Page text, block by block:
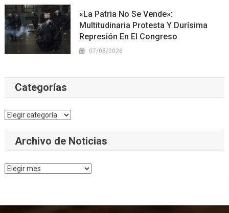
«La Patria No Se Vende»:
Multitudinaria Protesta Y Durísima
Represión En El Congreso
07/08/2026
Categorías
Categorías
Archivo de Noticias
Archivo